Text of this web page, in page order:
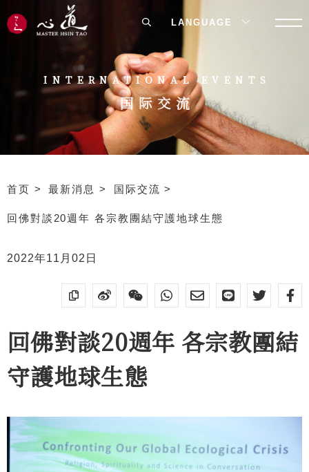
INTERNATIONAL EVENTS
国际交流
首页 最新消息 国际交流
回佛對談20週年 各宗教團結守護地球生態
2022年11月02日
回佛對談20週年 各宗教團結
守護地球生態
LANGUAGE